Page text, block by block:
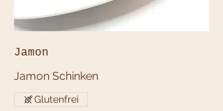
Jamon
Jamon Schinken
Glutenfrei